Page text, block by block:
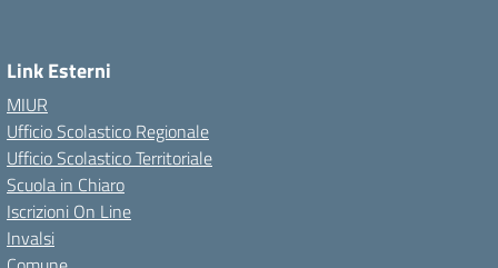
Link Esterni
MIUR
Ufficio Scolastico Regionale
Ufficio Scolastico Territoriale
Scuola in Chiaro
Iscrizioni On Line
Invalsi